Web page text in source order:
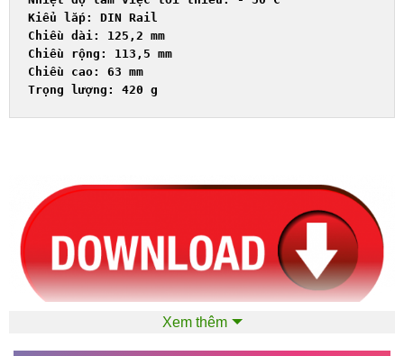
Kiểu lắp: DIN Rail
Chiều dài: 125,2 mm
Chiều rộng: 113,5 mm
Chiều cao: 63
Trọng lượng: 420 g
Xem thêm